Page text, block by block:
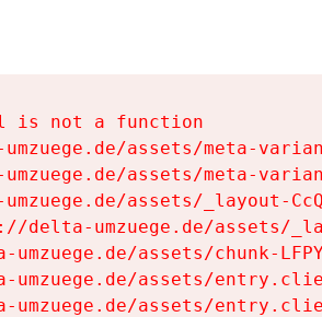
is not a function
assets/meta-
assets/meta-
assets/_layout-
delta-umzuege.de/assets/
umzuege.de/assets/chunk-
umzuege.de/assets/
umzuege.de/assets/